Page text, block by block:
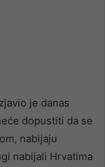
je danas
dopustiti da se
nabijaju
nabijali Hrvatima